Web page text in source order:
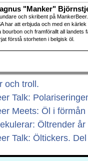
"Manker"
och skribent på
har att erbjuda och med en kärlek
bourbon och framförallt all landets
förstå storheten i belgisk öl.
och troll.
Talk:
Meets: Öl i
Öltrender
Talk: Öltickers.